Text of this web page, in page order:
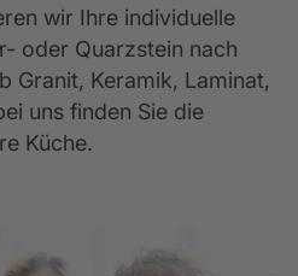
wir Ihre individuelle
oder Quarzstein nach
Granit, Keramik, Laminat,
uns finden Sie die
Küche.